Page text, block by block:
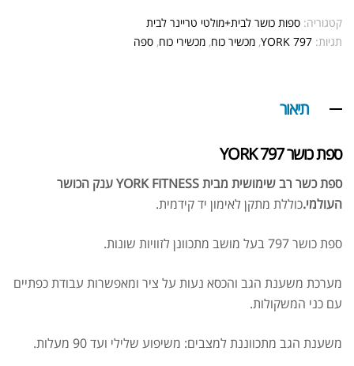
קטגוריה: ספות כושר לבית+מולטי טריינר לבית
תגיות: YORK 797
, מכשיר כוח, מכשירי כוח, ספה
תיאור
ספת כושר 797 YORK
ספת כשר רב שימושית מבית YORK FITNESS ענק הכושר
העולמי.כוללת מתקן לאימון יד קידמית.
ספת כושר 797 בעל מושב מתכוונן לזוויות שונות.
מערכת משענת הגב והכסא נעות על ציר ומאפשרות עבודת כפתיים
עם כני המשקולות.
משענת הגב מתכווננת למצבים: משיפוע שלילי ועד 90 מעלות.
אבקת חלבון Super Effect